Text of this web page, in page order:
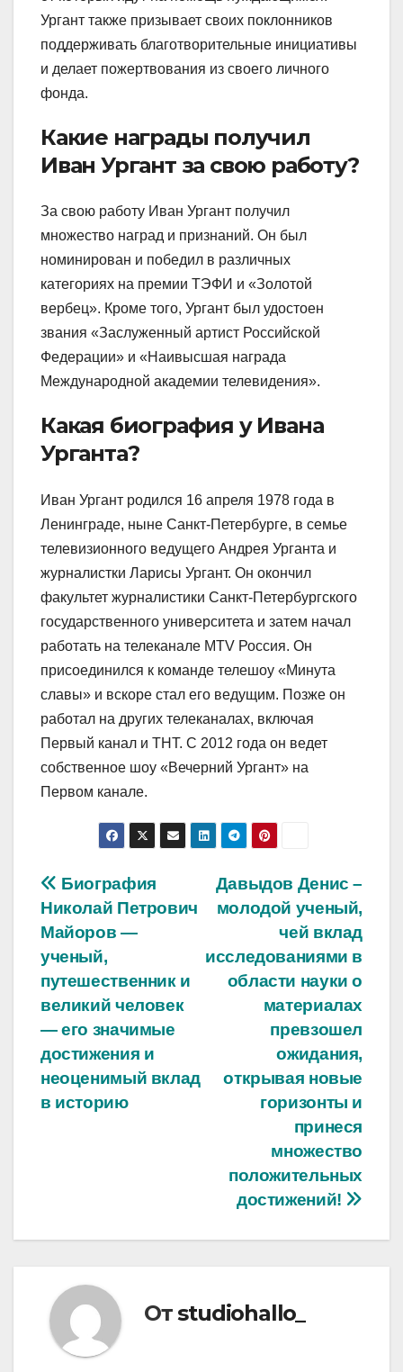
Ургант также призывает своих поклонников
поддерживать благотворительные инициативы
и делает пожертвования из своего личного
фонда.
Какие награды получил
Иван Ургант за свою работу?
За свою работу Иван Ургант получил
множество наград и признаний. Он был
номинирован и победил в различных
категориях на премии ТЭФИ и «Золотой
вербец». Кроме того, Ургант был удостоен
звания «Заслуженный артист Российской
Федерации» и «Наивысшая награда
Международной академии телевидения».
Какая биография у Ивана
Урганта?
Иван Ургант родился 16 апреля 1978 года в
Ленинграде, ныне Санкт-Петербурге, в семье
телевизионного ведущего Андрея Урганта и
журналистки Ларисы Ургант. Он окончил
факультет журналистики Санкт-Петербургского
государственного университета и затем начал
работать на телеканале MTV Россия. Он
присоединился к команде телешоу «Минута
славы» и вскоре стал его ведущим. Позже он
работал на других телеканалах, включая
Первый канал и ТНТ. С 2012 года он ведет
собственное шоу «Вечерний Ургант» на
Первом канале.
Навигация
по
записям
Давыдов Денис –
молодой ученый,
чей вклад
исследованиями в
области науки о
материалах
превзошел
ожидания,
открывая новые
горизонты и
принеся
множество
положительных
достижений!
Биография
Николай Петрович
Майоров —
ученый,
путешественник и
великий человек
— его значимые
достижения и
неоценимый вклад
в историю
Отstudiohallo_